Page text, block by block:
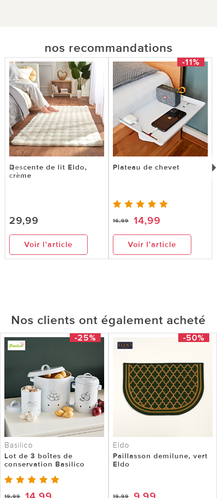
nos recommandations
Descente de lit Eldo,
crème
29,99
Voir l’article
-11%
Plateau de chevet
16,99 14,99
Voir l’article
Nos clients ont également acheté
-25%
Basilico
Lot de 3 boîtes de
conservation Basilico
19,99
-50%
Eldo
Paillasson demilune, vert
Eldo
19,99